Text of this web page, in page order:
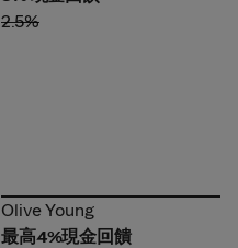
2.5%
Olive Young
Olive Young
最高4%現金回饋